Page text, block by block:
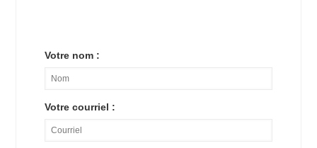
Votre nom :
Votre courriel :